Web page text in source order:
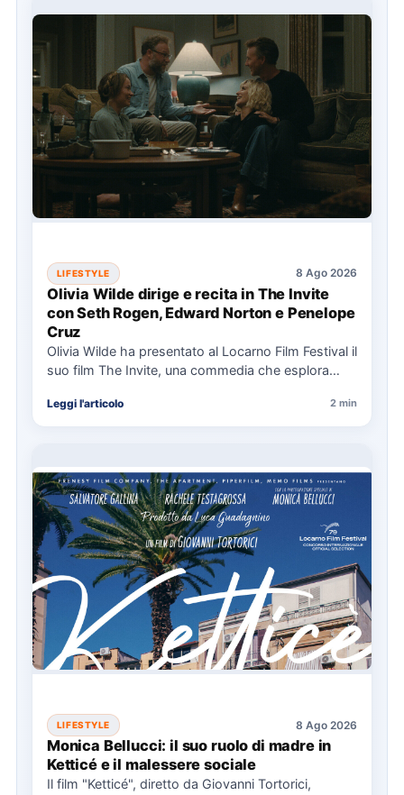
LIFESTYLE 8 Ago 2026
Olivia Wilde dirige e recita in The Invite
con Seth Rogen, Edward Norton e Penelope
Cruz
Olivia Wilde ha presentato al Locarno Film Festival il
suo film The Invite, una commedia che esplora
Leggi l'articolo 2 min
LIFESTYLE 8 Ago 2026
Monica Bellucci: il suo ruolo di madre in
Ketticé e il malessere sociale
Il film "Ketticé", diretto da Giovanni Tortorici,